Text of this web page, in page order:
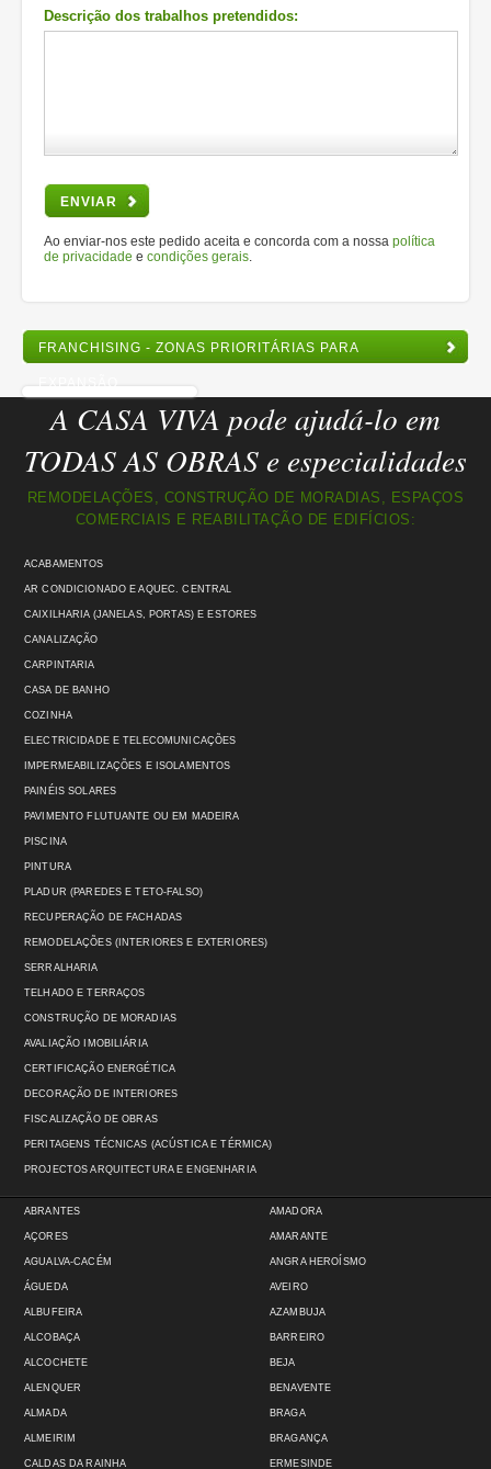
Descrição dos trabalhos pretendidos:
ENVIAR
Ao enviar-nos este pedido aceita e concorda com a nossa política
de privacidade e condições gerais
FRANCHISING - ZONAS PRIORITÁRIAS PARA
EXPANSÃO
A CASA VIVA pode ajudá-lo em
TODAS AS OBRAS e especialidades
REMODELAÇÕES, CONSTRUÇÃO DE MORADIAS, ESPAÇOS
COMERCIAIS E REABILITAÇÃO DE EDIFÍCIOS:
ACABAMENTOS
AR CONDICIONADO E AQUEC. CENTRAL
CAIXILHARIA (JANELAS, PORTAS) E ESTORES
CANALIZAÇÃO
CARPINTARIA
CASA DE BANHO
COZINHA
ELECTRICIDADE E TELECOMUNICAÇÕES
IMPERMEABILIZAÇÕES E ISOLAMENTOS
PAINÉIS SOLARES
PAVIMENTO FLUTUANTE OU EM MADEIRA
PISCINA
PINTURA
PLADUR (PAREDES E TETO-FALSO)
RECUPERAÇÃO DE FACHADAS
REMODELAÇÕES (INTERIORES E EXTERIORES)
SERRALHARIA
TELHADO E TERRAÇOS
CONSTRUÇÃO DE MORADIAS
AVALIAÇÃO IMOBILIÁRIA
CERTIFICAÇÃO ENERGÉTICA
DECORAÇÃO DE INTERIORES
FISCALIZAÇÃO DE OBRAS
PERITAGENS TÉCNICAS (ACÚSTICA E TÉRMICA)
PROJECTOS ARQUITECTURA E ENGENHARIA
ABRANTES
AÇORES
AGUALVA-CACÉM
ÁGUEDA
ALBUFEIRA
ALCOBAÇA
ALCOCHETE
ALENQUER
ALMADA
ALMEIRIM
AMADORA
AMARANTE
ANGRA HEROÍSMO
AVEIRO
AZAMBUJA
BARREIRO
BEJA
BENAVENTE
BRAGA
BRAGANÇA
CALDAS DA RAINHA ERMESINDE